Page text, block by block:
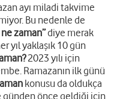
ayı miladi takvime
Bu nedenle de
ne zaman”diye merak
yıl yaklaşık 10 gün
2023 yılı için
Ramazanın ilk günü
konusu da oldukça
günden önce geldiği için